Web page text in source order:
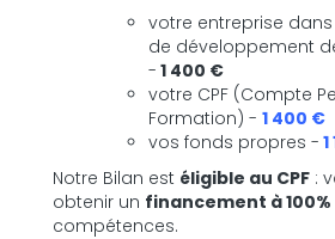
votre entreprise
de développement
- 1 400 €
votre CPF (Compte
Formation) - 1 400 €
vos fonds propres -
Notre Bilan est éligible au CPF :
obtenir un financement à 100%
compétences.